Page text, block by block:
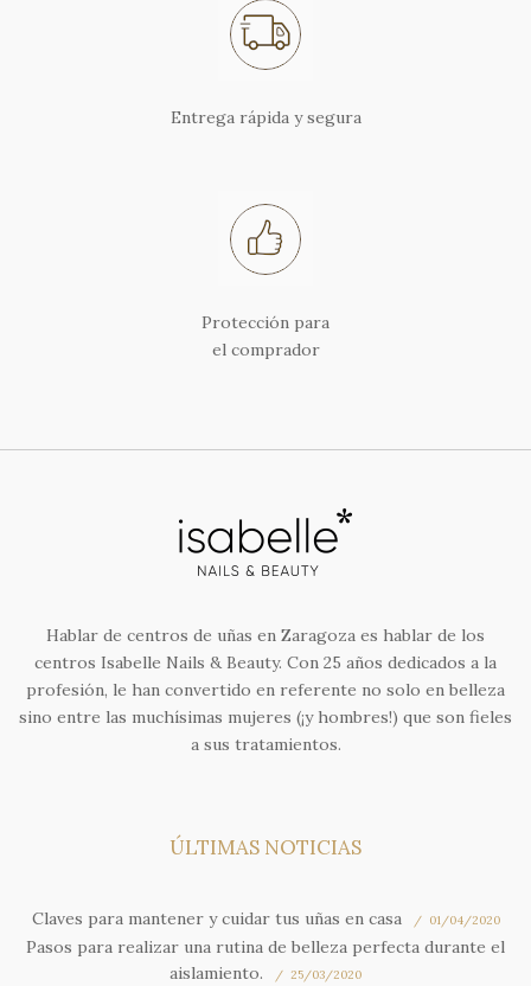
Entrega rápida y segura
Protección para
el comprador
Hablar de centros de uñas en Zaragoza es hablar de los
centros Isabelle Nails & Beauty. Con 25 años dedicados a la
profesión, le han convertido en referente no solo en belleza
sino entre las muchísimas mujeres (¡y hombres!) que son fieles
a sus tratamientos.
ÚLTIMAS NOTICIAS
Claves para mantener y cuidar tus uñas en casa 01/04/2020
Pasos para realizar una rutina de belleza perfecta durante el
aislamiento.
25/03/2020